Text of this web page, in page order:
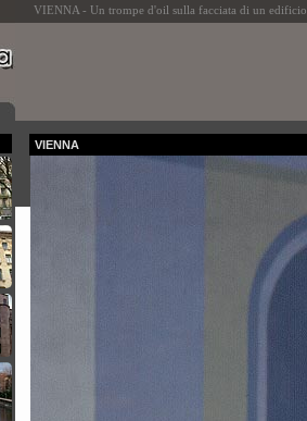
VIENNA - Un trompe d'oil sulla facciata di un edificio
VIENNA